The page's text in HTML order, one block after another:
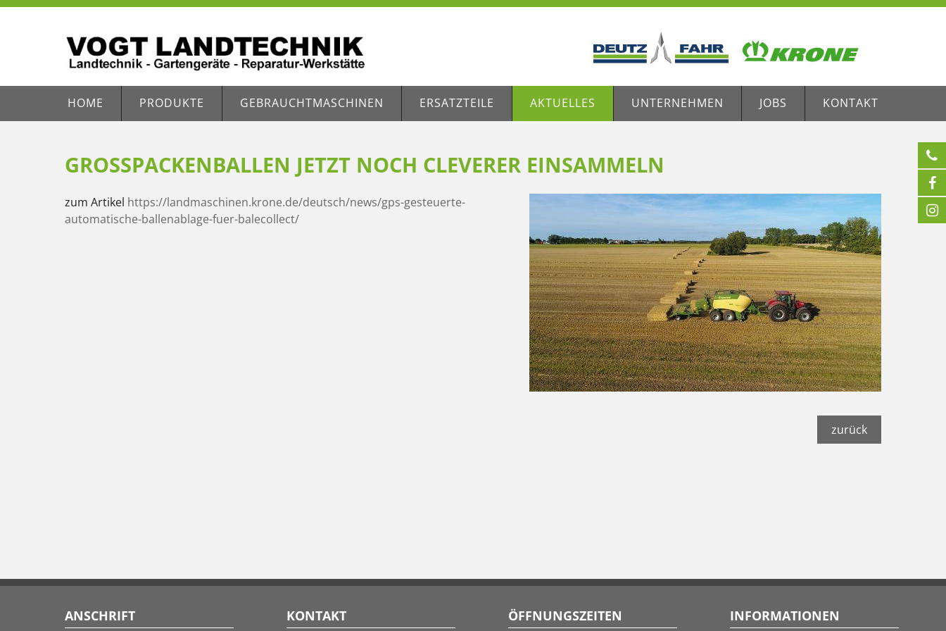
HOME PRODUKTE GEBRAUCHTMASCHINEN ERSATZTEILE AKTUELLES UNTERNEHMEN JOBS KONTAKT
GROSSPACKENBALLEN JETZT NOCH CLEVERER EINSAMMELN
zum Artikel https://landmaschinen.krone.de/deutsch/news/gps-gesteuerte-
automatische-ballenablage-fuer-balecollect/
zurück



ANSCHRIFT KONTAKT ÖFFNUNGSZEITEN INFORMATIONEN